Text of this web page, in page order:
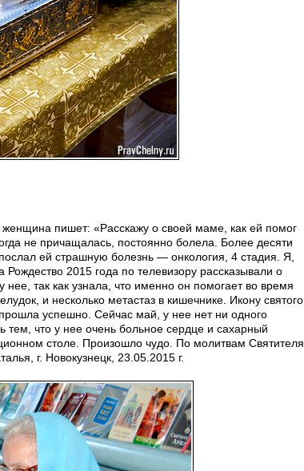
пишет: «Расскажу о своей маме, как ей помог
не причащалась, постоянно болела. Более десяти
ей страшную болезнь — онкология, 4 стадия. Я,
Рождество 2015 года по телевизору рассказывали о
так как узнала, что именно он помогает во время
и несколько метастаз в кишечнике. Икону святого
успешно. Сейчас май, у нее нет ни одного
тем, что у нее очень больное сердце и сахарный
столе. Произошло чудо. По молитвам Святителя
г. Новокузнецк, 23.05.2015 г.